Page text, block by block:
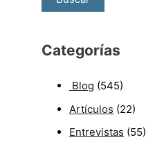
Categorías
Blog (545)
Artículos (22)
Entrevistas (55)